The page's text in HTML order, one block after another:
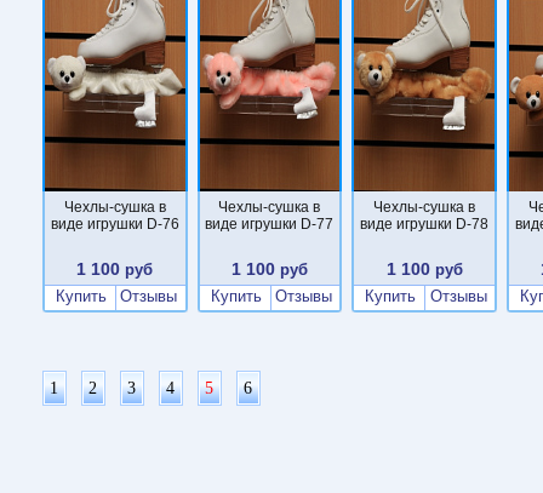
Чехлы-сушка в
виде игрушки D-76
1 100 руб
Купить
Отзывы
Чехлы-сушка в
виде игрушки D-77
1 100 руб
Купить
Отзывы
Чехлы-сушка в
виде игрушки D-78
1 100руб
Купить
Отзывы
1 2 3 4 5 6